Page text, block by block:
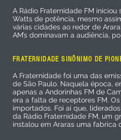
A Rádio Fraternidade FM
Watts de potência, mesmo
várias cidades ao redor de
AM’s dominavam a audiência,
FRATERNIDADE SINÔNIMO DE
A Fraternidade foi uma das
de São Paulo. Naquela época,
apenas a Andorinhas FM de
era a falta de receptores FM.
importados. Foi aí que,
da Rádio Fraternidade FM, um
instalou em Araras uma fabrica